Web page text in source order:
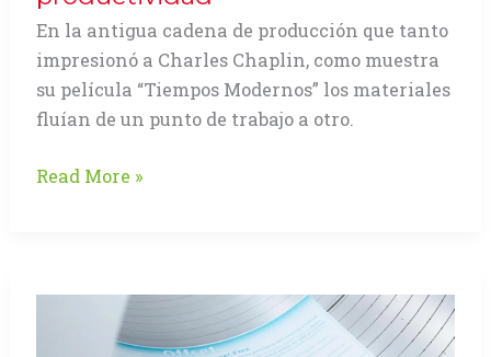
En la antigua cadena de producción que tanto
impresionó a Charles Chaplin, como muestra
su película “Tiempos Modernos” los materiales
fluían de un punto de trabajo a otro.
Fluye
la
productividad
Read More »